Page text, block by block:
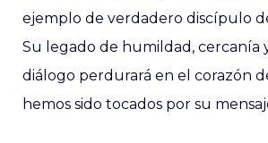
ejemplo de verdadero discípulo
Su legado de humildad, cercanía
diálogo perdurará en el corazón
hemos sido tocados por su